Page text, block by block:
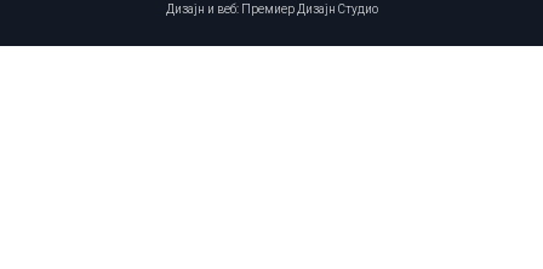
Дизајн и веб: Премиер Дизајн Студио